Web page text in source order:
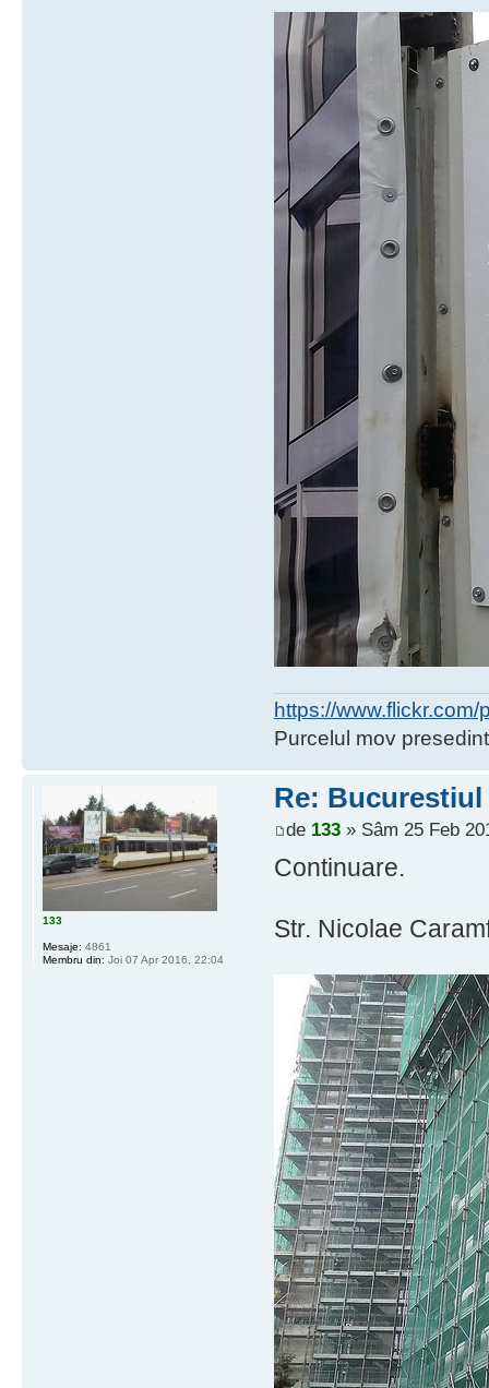
https://
Purcelul mov
Re:
de 133» Sâm 25 Feb
Continuare.
Str. Nicolae
133
Mesaje: 4861
Membru din: Joi 07 Apr 2016, 22:04